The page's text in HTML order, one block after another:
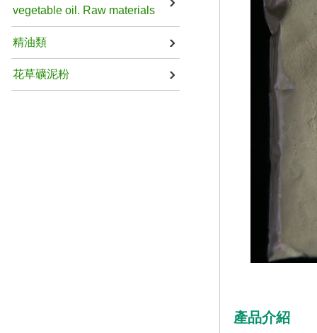
vegetable oil. Raw materials
精油類
花草礦泥粉
產品介紹